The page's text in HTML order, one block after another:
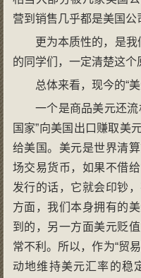
营到销售几乎都是美国公
更为本质性的，是我
的同学们，一定清楚这个
总体来看，现今的“
一个是商品美元还
国家”向美国出口赚取美
给美国。美元是世界清
场交易货币，如果不借
发行的话，它就会印钞
方面，我们本身拥有的
到的，另一方面美元贬
常不利。所以，作为“贸
动地维持美元汇率的稳